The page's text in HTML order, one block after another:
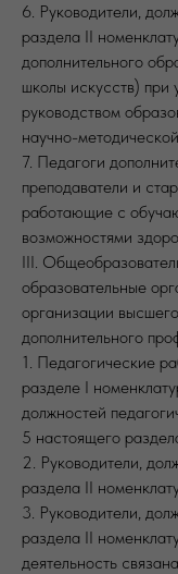
6. Руководители,
раздела II
дополнительного
школы искусств) при
руководством
научно-
7. Педагоги
преподаватели и
работающие с
возможностями
III.
образовательные
организации
дополнительного
1. Педагогические
разделе I
должностей
5 настоящего
2. Руководители,
раздела II
3. Руководители,
раздела II
деятельность